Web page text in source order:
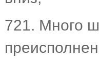
721. Много